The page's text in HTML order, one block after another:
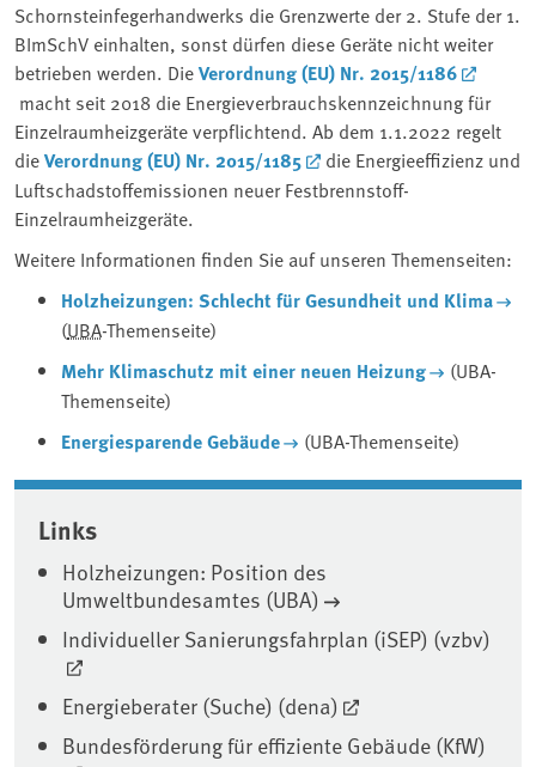
Schornsteinfegerhandwerks die Grenzwerte der 2. Stufe der 1.
BImSchV einhalten, sonst dürfen diese Geräte nicht weiter
betrieben werden. DieVerordnung (EU) Nr. 2015/1186
macht seit 2018 die Energieverbrauchskennzeichnung für
Einzelraumheizgeräte verpflichtend. Ab dem 1.1.2022 regelt
dieVerordnung (EU) Nr. 2015/1185
die Energieeffizienz und
Luftschadstoffemissionen neuer Festbrennstoff-
Einzelraumheizgeräte.
Weitere Informationen finden Sie auf unseren Themenseiten:
Holzheizungen: Schlecht für Gesundheit und Klima
(UBA-Themenseite)
Mehr Klimaschutz mit einer neuen Heizung
(UBA-
Themenseite)
Energiesparende Gebäude (UBA-Themenseite)
Associated content
Links
Holzheizungen: Position des
Umweltbundesamtes (UBA)
Individueller Sanierungsfahrplan (iSEP) (vzbv)
Energieberater (Suche) (dena)
Bundesförderung für effiziente Gebäude (KfW)